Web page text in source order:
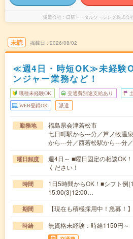
派遣会社 日研トータルソーシング株式
未読 掲載日 2026/08/02
≪週4日・時短OK≫未経験
ンジャー業務など！
職種未経験OK 交通費別途支給あり
WEB登録OK 派遣
勤務地
福島県会津若松市
七日町駅から---分／芦ノ牧温
から---分／西若松駅から---分
曜日頻度
週4日～ ■曜日固定の相談OK
ください！
時間
1日5時間からOK！■シフト例
15:00(3)12:00…
期間 【現在も積極採用中！急募！
時給 無資格未経験：時給1150円